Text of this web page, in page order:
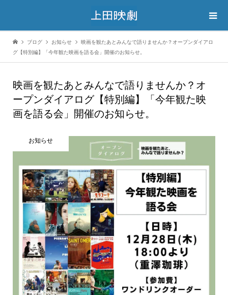
ブログ お知らせ
映画を観たあとみんなで語りませんか？オープンダイアロ
グ【特別編】「今年観た映画を語る会」開催のお知らせ。
映画を観たあとみんなで語りませんか？オ
ープンダイアログ【特別編】「今年観た映
画を語る会」開催のお知らせ。
お知らせ